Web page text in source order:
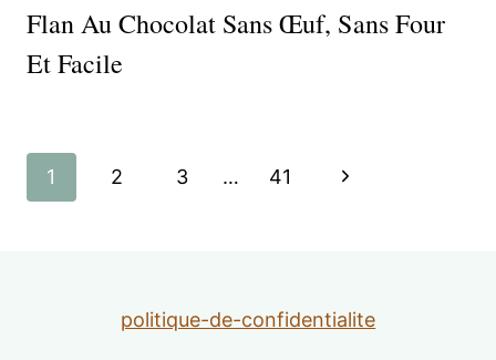
Flan Au Chocolat Sans Œuf, Sans Four
Et Facile
Navigation
1 2 3 … 41
Page
politique-de-confidentialite